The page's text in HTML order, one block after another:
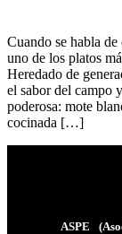
Cuando se habla
uno de los platos
Heredado de
el sabor del campo
poderosa: mote
cocinada […]
ASPE